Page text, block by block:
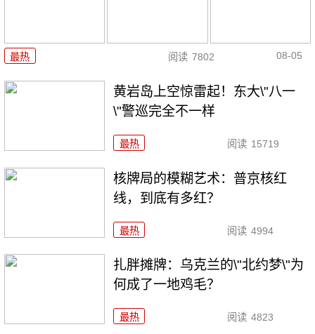
最热 阅读 7802 08-05
黄岩岛上空惊雷起！东大\"八一
\"警巡完全不一样
最热 阅读 15719
核牌局的模糊艺术：普京核红
线，到底有多红？
最热 阅读 4994
扎胖摊牌：乌克兰的\"北约梦\"为
何成了一地鸡毛？
最热 阅读 4823